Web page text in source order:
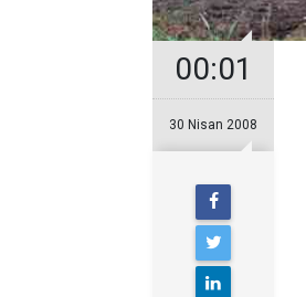
00:01
30 Nisan 2008